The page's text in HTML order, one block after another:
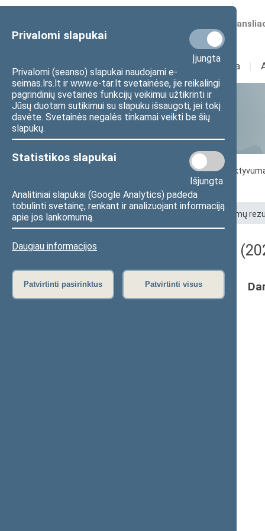
Privalomi slapukai
Įjungta
Privalomi (seanso) slapukai naudojami e-
seimas.lrs.lt ir www.e-tar.lt svetainėse, jie reikalingi
pagrindinių svetainės funkcijų veikimui užtikrinti ir
Jūsų duotam sutikimui su slapuku išsaugoti, jei tokį
davėte. Svetainės negalės tinkamai veikti be šių
slapukų.
Statistikos slapukai
Išjungta
Analitiniai slapukai (Google Analytics) padeda
tobulinti svetainę, renkant ir analizuojant informaciją
apie jos lankomumą.
Daugiau informacijos
Patvirtinti pasirinktus Patvirtinti visus
Numatomos
Sudėtis Veikla I
Statistika
Seimo narių
Seimo narių balsavimų rezultatai
Pradžia Seimo narių balsavimų
Darbotvarkės klausimas